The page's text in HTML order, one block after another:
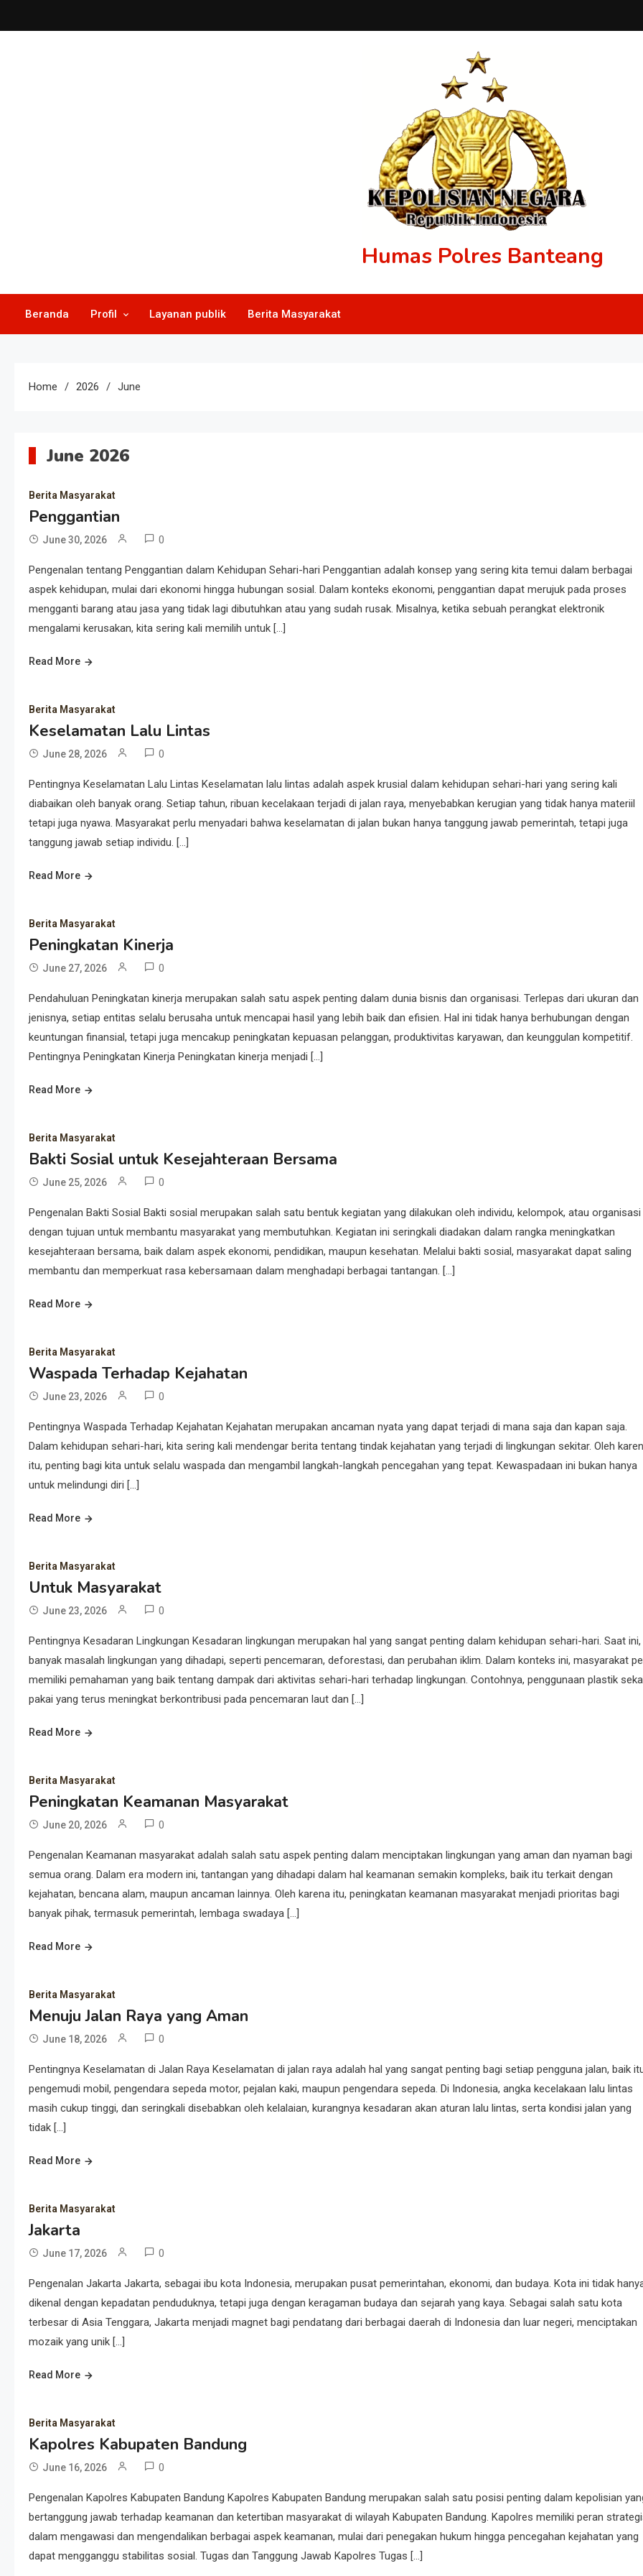
to
Humas Polres Banteang
Beranda Profil Layanan publik Berita Masyarakat
Home 2026 June
June 2026
Berita Masyarakat
Penggantian
June 30, 2026 0
Pengenalan tentang Penggantian dalam Kehidupan Sehari-hari Penggantian adalah konsep yang sering kita temui dalam berbagai
aspek kehidupan, mulai dari ekonomi hingga hubungan sosial. Dalam konteks ekonomi, penggantian dapat merujuk pada proses
mengganti barang atau jasa yang tidak lagi dibutuhkan atau yang sudah rusak. Misalnya, ketika sebuah perangkat elektronik
mengalami kerusakan, kita sering kali memilih untuk […]
Read More
Berita Masyarakat
Keselamatan Lalu Lintas
June 28, 2026 0
Pentingnya Keselamatan Lalu Lintas Keselamatan lalu lintas adalah aspek krusial dalam kehidupan sehari-hari yang sering kali
diabaikan oleh banyak orang. Setiap tahun, ribuan kecelakaan terjadi di jalan raya, menyebabkan kerugian yang tidak hanya materiil
tetapi juga nyawa. Masyarakat perlu menyadari bahwa keselamatan di jalan bukan hanya tanggung jawab pemerintah, tetapi juga
tanggung jawab setiap individu. […]
Read More
Berita Masyarakat
Peningkatan Kinerja
June 27, 2026 0
Pendahuluan Peningkatan kinerja merupakan salah satu aspek penting dalam dunia bisnis dan organisasi. Terlepas dari ukuran dan
jenisnya, setiap entitas selalu berusaha untuk mencapai hasil yang lebih baik dan efisien. Hal ini tidak hanya berhubungan dengan
keuntungan finansial, tetapi juga mencakup peningkatan kepuasan pelanggan, produktivitas karyawan, dan keunggulan kompetitif.
Pentingnya Peningkatan Kinerja Peningkatan kinerja menjadi […]
Read More
Berita Masyarakat
Bakti Sosial untuk Kesejahteraan Bersama
June 25, 2026 0
Pengenalan Bakti Sosial Bakti sosial merupakan salah satu bentuk kegiatan yang dilakukan oleh individu, kelompok, atau organisasi
dengan tujuan untuk membantu masyarakat yang membutuhkan. Kegiatan ini seringkali diadakan dalam rangka meningkatkan
kesejahteraan bersama, baik dalam aspek ekonomi, pendidikan, maupun kesehatan. Melalui bakti sosial, masyarakat dapat saling
membantu dan memperkuat rasa kebersamaan dalam menghadapi berbagai tantangan. […]
Read More
Berita Masyarakat
Waspada Terhadap Kejahatan
June 23, 2026 0
Pentingnya Waspada Terhadap Kejahatan Kejahatan merupakan ancaman nyata yang dapat terjadi di mana saja dan kapan saja.
Dalam kehidupan sehari-hari, kita sering kali mendengar berita tentang tindak kejahatan yang terjadi di lingkungan sekitar. Oleh
itu, penting bagi kita untuk selalu waspada dan mengambil langkah-langkah pencegahan yang tepat. Kewaspadaan ini bukan hanya
untuk melindungi diri […]
Read More
Berita Masyarakat
Untuk Masyarakat
June 23, 2026 0
Pentingnya Kesadaran Lingkungan Kesadaran lingkungan merupakan hal yang sangat penting dalam kehidupan sehari-hari. Saat ini,
banyak masalah lingkungan yang dihadapi, seperti pencemaran, deforestasi, dan perubahan iklim. Dalam konteks ini, masyarakat
memiliki pemahaman yang baik tentang dampak dari aktivitas sehari-hari terhadap lingkungan. Contohnya, penggunaan plastik
pakai yang terus meningkat berkontribusi pada pencemaran laut dan […]
Read More
Berita Masyarakat
Peningkatan Keamanan Masyarakat
June 20, 2026 0
Pengenalan Keamanan masyarakat adalah salah satu aspek penting dalam menciptakan lingkungan yang aman dan nyaman bagi
semua orang. Dalam era modern ini, tantangan yang dihadapi dalam hal keamanan semakin kompleks, baik itu terkait dengan
kejahatan, bencana alam, maupun ancaman lainnya. Oleh karena itu, peningkatan keamanan masyarakat menjadi prioritas bagi
banyak pihak, termasuk pemerintah, lembaga swadaya […]
Read More
Berita Masyarakat
Menuju Jalan Raya yang Aman
June 18, 2026 0
Pentingnya Keselamatan di Jalan Raya Keselamatan di jalan raya adalah hal yang sangat penting bagi setiap pengguna jalan, baik
pengemudi mobil, pengendara sepeda motor, pejalan kaki, maupun pengendara sepeda. Di Indonesia, angka kecelakaan lalu lintas
masih cukup tinggi, dan seringkali disebabkan oleh kelalaian, kurangnya kesadaran akan aturan lalu lintas, serta kondisi jalan yang
tidak […]
Read More
Berita Masyarakat
Jakarta
June 17, 2026 0
Pengenalan Jakarta Jakarta, sebagai ibu kota Indonesia, merupakan pusat pemerintahan, ekonomi, dan budaya. Kota ini tidak
dikenal dengan kepadatan penduduknya, tetapi juga dengan keragaman budaya dan sejarah yang kaya. Sebagai salah satu kota
terbesar di Asia Tenggara, Jakarta menjadi magnet bagi pendatang dari berbagai daerah di Indonesia dan luar negeri, menciptakan
mozaik yang unik […]
Read More
Berita Masyarakat
Kapolres Kabupaten Bandung
June 16, 2026 0
Pengenalan Kapolres Kabupaten Bandung Kapolres Kabupaten Bandung merupakan salah satu posisi penting dalam kepolisian
bertanggung jawab terhadap keamanan dan ketertiban masyarakat di wilayah Kabupaten Bandung. Kapolres memiliki peran
dalam mengawasi dan mengendalikan berbagai aspek keamanan, mulai dari penegakan hukum hingga pencegahan kejahatan yang
dapat mengganggu stabilitas sosial. Tugas dan Tanggung Jawab Kapolres Tugas […]